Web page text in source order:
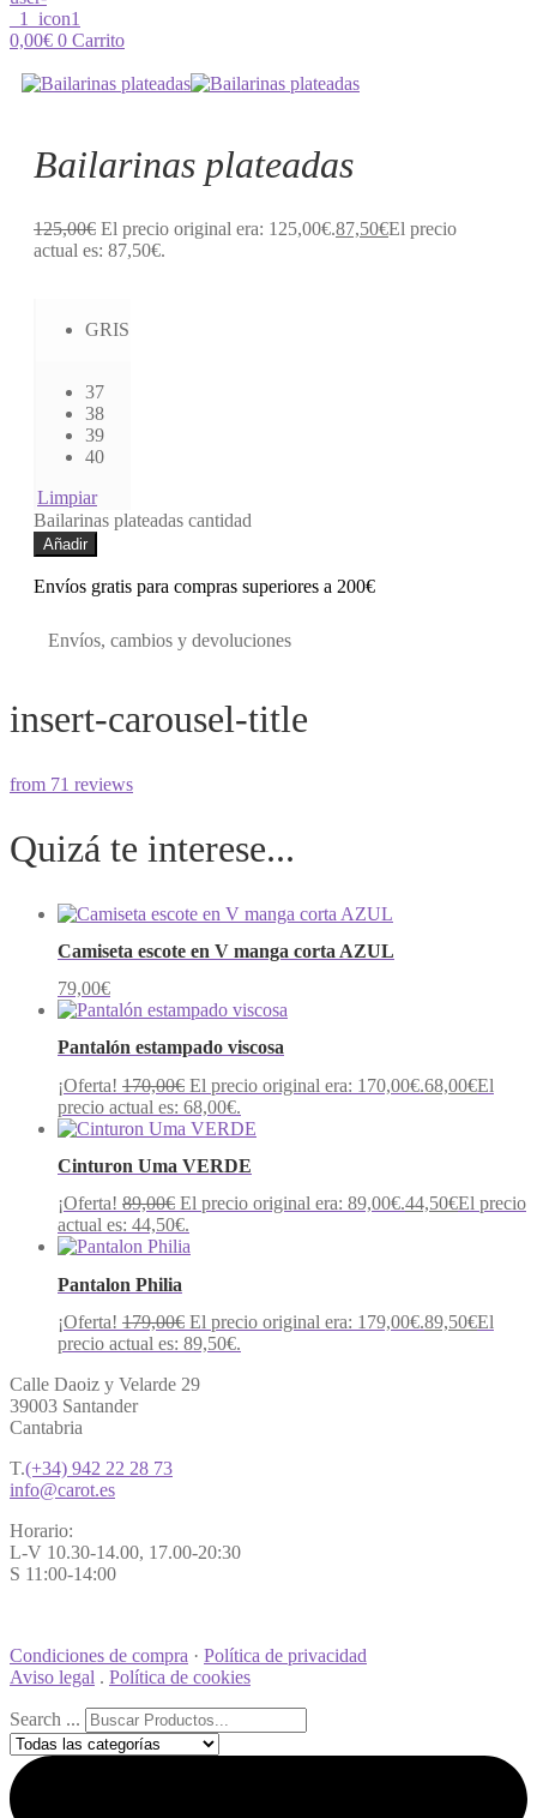
0,00€ 0 Carrito
Bailarinas plateadas
125,00€ El precio original era: 125,00€.87,50€El precio
actual es: 87,50€.
GRIS
37
38
39
40
Limpiar
Bailarinas plateadas cantidad
Añadir
Envíos gratis para compras superiores a 200€
Envíos, cambios y devoluciones
insert-carousel-title
from 71 reviews
Quizá te interese...
Camiseta escote en V manga corta AZUL
79,00€
Pantalón estampado viscosa
¡Oferta! 170,00€ El precio original era: 170,00€.68,00€El
precio actual es: 68,00€.
Cinturon Uma VERDE
¡Oferta! 89,00€ El precio original era: 89,00€.44,50€El precio
actual es: 44,50€.
Pantalon Philia
¡Oferta! 179,00€ El precio original era: 179,00€.89,50€El
precio actual es: 89,50€.
Calle Daoiz y Velarde 29
39003 Santander
Cantabria
T.(+34) 942 22 28 73
info@carot.es
Horario:
L-V 10.30-14.00, 17.00-20:30
S 11:00-14:00
Condiciones de compra · Política de privacidad
Aviso legal . Política de cookies
Search ...